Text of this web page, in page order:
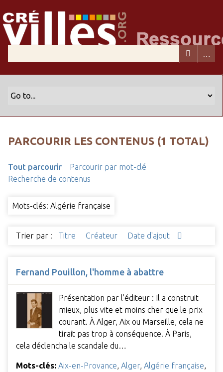
PARCOURIR LES CONTENUS (1 TOTAL)
Tout parcourir
Parcourir par mot-clé
Recherche de contenus
Mots-clés: Algérie française
Trier par : Titre Créateur Date d'ajout
Fernand Pouillon, l'homme à abattre
Présentation par l'éditeur : Il a construit
mieux, plus vite et moins cher que le prix
courant. À Alger, Aix ou Marseille, cela ne
tirait pas trop à conséquence. À Paris,
cela déclencha le scandale du…
Mots-clés: Aix-en-Provance Alger, Algérie française